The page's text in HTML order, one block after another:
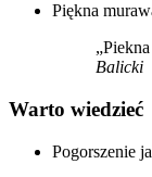
Piękna
Balicki
Warto wiedzieć
Pogorszenie